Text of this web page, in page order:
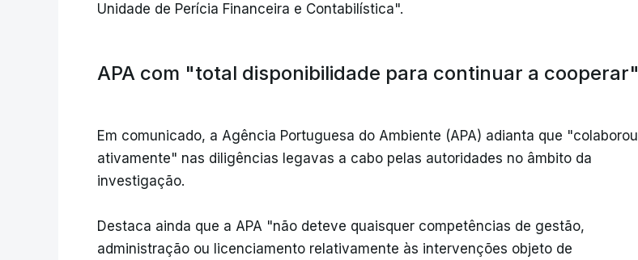
Unidade de Perícia Financeira e Contabilística".
APA com "total disponibilidade para continuar a cooperar"
Em comunicado, a Agência Portuguesa do Ambiente (APA) adianta que "colaborou
ativamente" nas diligências legavas a cabo pelas autoridades no âmbito da
investigação.
Destaca ainda que a APA "não deteve quaisquer competências de gestão,
administração ou licenciamento relativamente às intervenções objeto de